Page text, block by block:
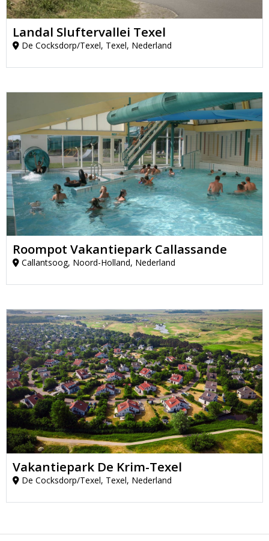
Landal Sluftervallei Texel
De Cocksdorp/Texel, Texel, Nederland
Roompot Vakantiepark Callassande
Callantsoog, Noord-Holland, Nederland
Vakantiepark De Krim-Texel
De Cocksdorp/Texel, Texel, Nederland